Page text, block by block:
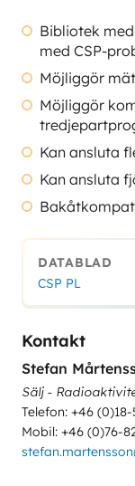
Bibliotek
med CSP-
Möjliggör
Möjliggör
Kan ansluta
Kan ansluta
DATABLAD
CSP PL
Kontakt
Stefan
Sälj -
Telefon: +46
Mobil: +46 (0)76-